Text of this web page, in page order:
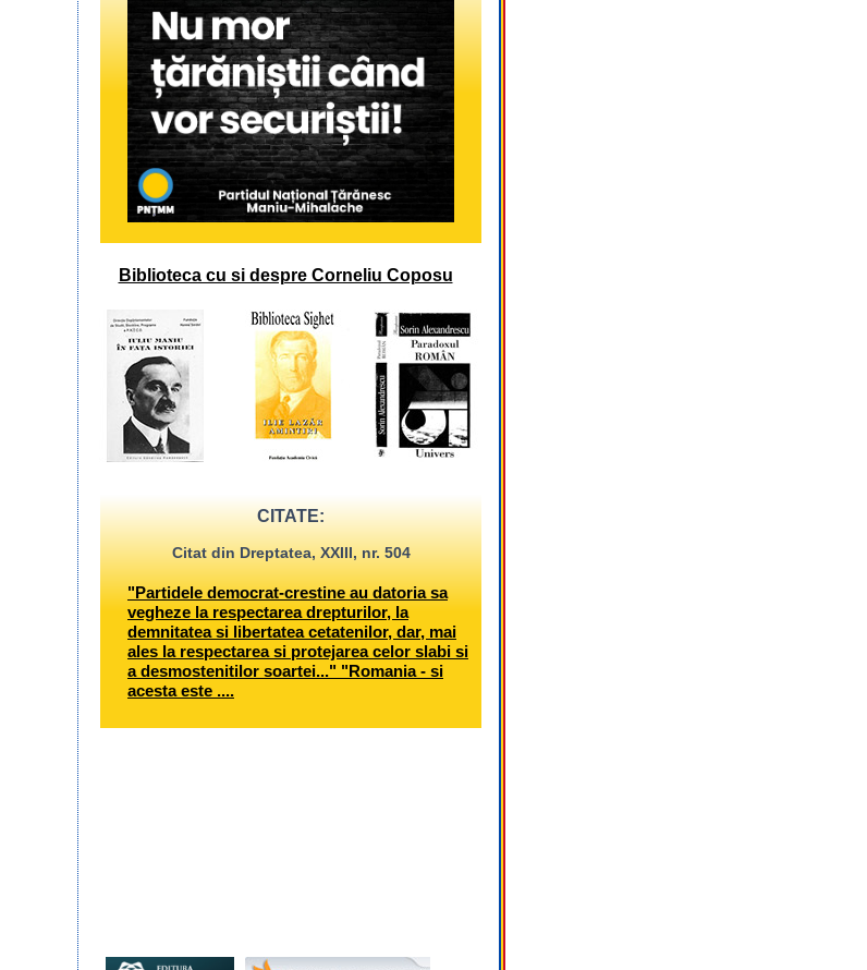
Biblioteca cu si despre Corneliu Coposu
CITATE:
Citat din Dreptatea, XXIII, nr. 504
"Partidele democrat-crestine au datoria sa
vegheze la respectarea drepturilor, la
demnitatea si libertatea cetatenilor, dar, mai
ales la respectarea si protejarea celor slabi si
a desmostenitilor soartei..." "Romania - si
acesta este ....